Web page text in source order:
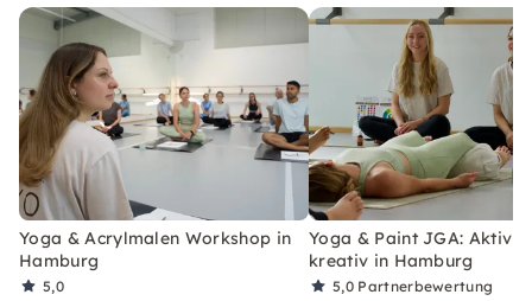
Yoga & Acrylmalen Workshop in
Hamburg
5,0
Yoga & Paint JGA: Aktiv
kreativ in Hamburg
5,0 Partnerbewertung